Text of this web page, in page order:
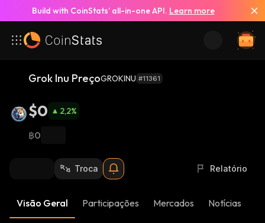
Build with CoinStats’ all-in-one API. Learn more
Grok Inu PreçoGROKINU #11361
$0 2,2%
฿0
Troca Relatório
Visão Geral Participações Mercados Notícias